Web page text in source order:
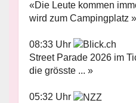
«Die Leute kommen
wird zum Campingplatz »
08:33 Uhr
Street Parade 2026 im
die grösste ... »
05:32 Uhr